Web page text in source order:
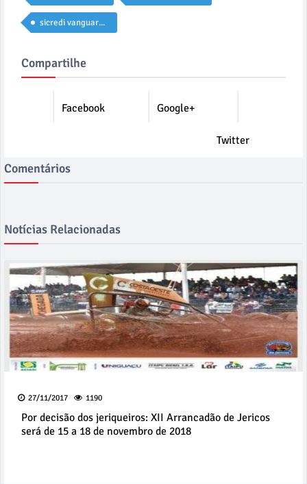
sicredi vanguarda pr sp rj
Compartilhe
Facebook Google+
Twitter
Comentários
Notícias Relacionadas
27/11/2017 1190
Por decisão dos jeriqueiros: XII Arrancadão de Jericos
será de 15 a 18 de novembro de 2018